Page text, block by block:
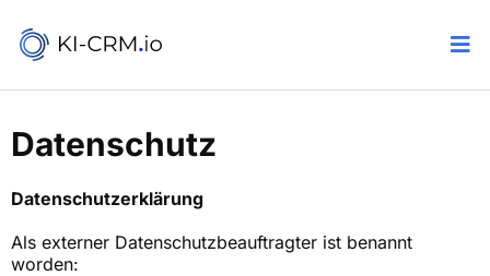
Datenschutz
Datenschutz­erklärung
Als externer Datenschutzbeauftragter ist benannt
worden: